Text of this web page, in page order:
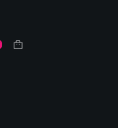
Shopping